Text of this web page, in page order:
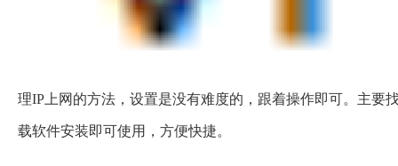
理IP上网的方法，设置是没有难度的，跟着操作即可。主要
载软件安装即可使用，方便快捷。